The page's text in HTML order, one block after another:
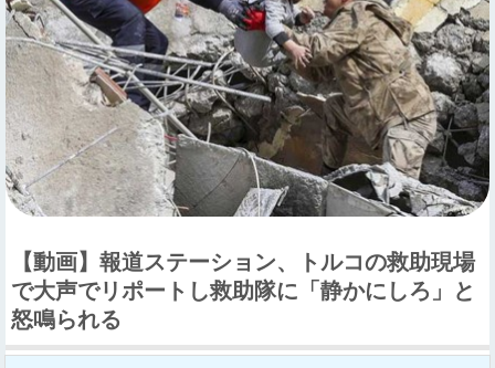
【動画】報道ステーション、トルコの救助現場
で大声でリポートし救助隊に「静かにしろ」と
怒鳴られる